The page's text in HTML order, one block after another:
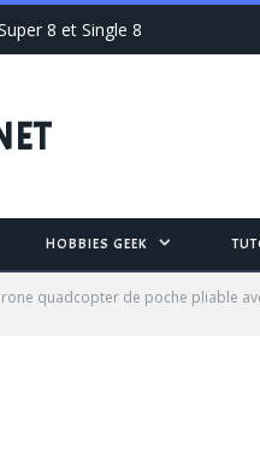
8 et Single 8
HOBBIES GEEK
quadcopter de poche pliable